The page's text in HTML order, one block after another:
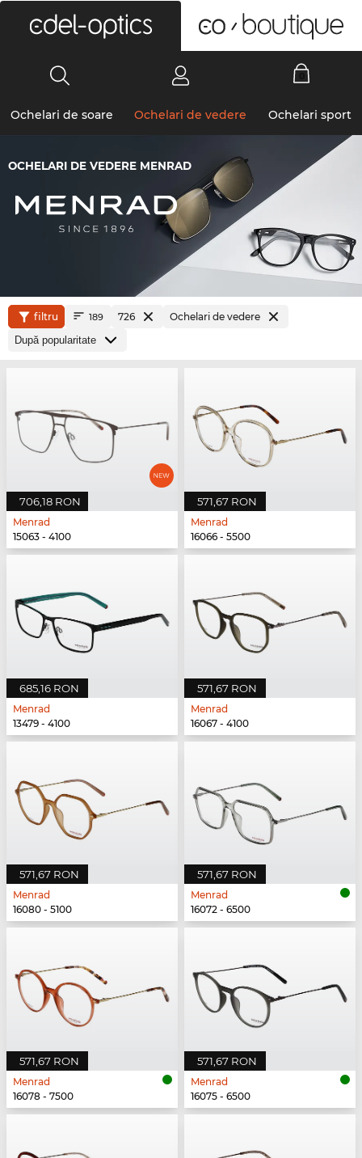
Ochelari de soare Ochelari de vedere Ochelari sport
OCHELARI DE VEDERE MENRAD
filtru 189 726 Ochelari de vedere
706,18 RON
Menrad
15063 - 4100
571,67 RON
Menrad
16066 - 5500
685,16 RON
Menrad
13479 - 4100
571,67 RON
Menrad
16067 - 4100
571,67 RON
Menrad
16080 - 5100
571,67 RON
Menrad
16072 - 6500
571,67 RON
Menrad
16078 - 7500
571,67 RON
Menrad
16075 - 6500